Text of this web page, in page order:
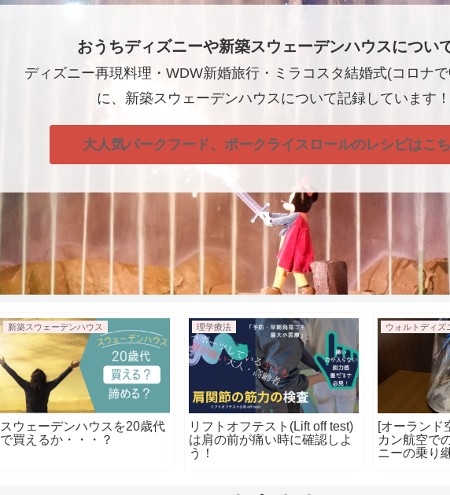
おうちディズニーや新築スウェーデンハウスについ
ディズニー再現料理・WDW新婚旅行・ミラコスタ結婚式(コロナ
に、新築スウェーデンハウスについて記録しています！
大人気パークフード、ポークライスロールのレシピはこ
新築スウェーデンハウス
スウェーデンハウスを20歳代
で買えるか・・・？
理学療法
リフトオフテスト(Lift off test)
は肩の前が痛い時に確認しよ
う！
[オーランド
カン航空で
ニーの乗り